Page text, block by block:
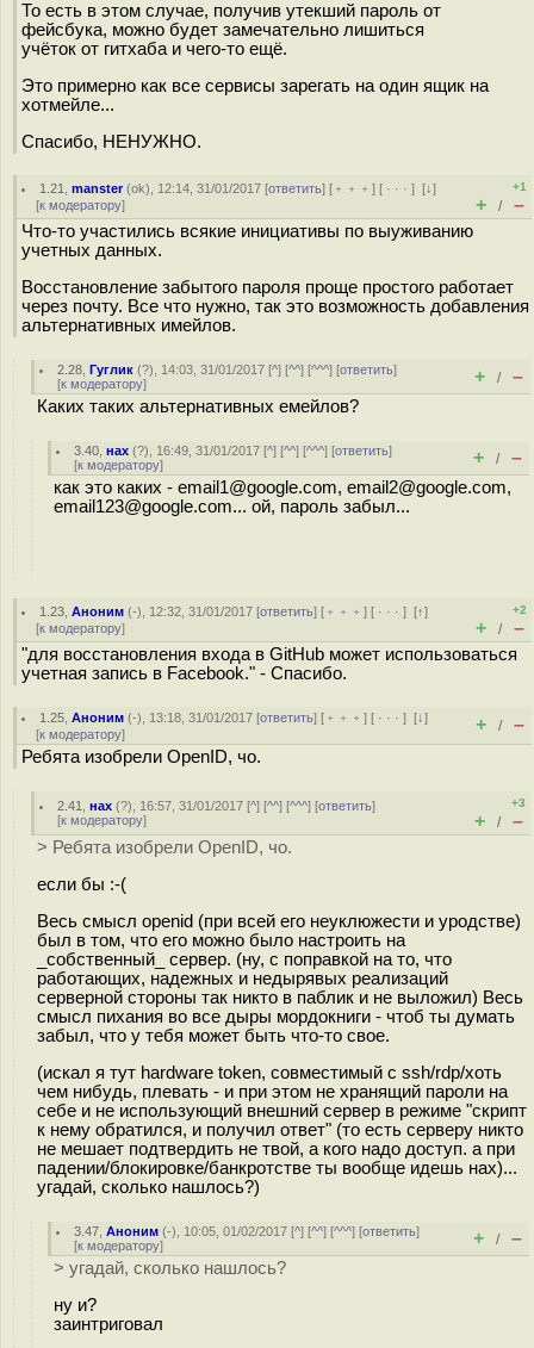
То есть в этом случае, получив утекший пароль от
фейсбука, можно будет замечательно лишиться
учёток от гитхаба и чего-то ещё.
Это примерно как все сервисы зарегать на один ящик на
хотмейле...
Спасибо, НЕНУЖНО.
1.21 ,manster(ok), 12:14, 31/01/2017 [ответить] [ ﹢﹢﹢] [ · · ·][↓]
[к модератору]
+1
+ / –
Что-то участились всякие инициативы по выуживанию
учетных данных.
Восстановление забытого пароля проще простого работает
через почту. Все что нужно, так это возможность добавления
альтернативных имейлов.
2.28 ,Гуглик (?), 14:03, 31/01/2017 [^] [^^] [^^^] [ответить]
[к модератору] + / –
Каких таких альтернативных емейлов?
3.40 ,нах (?), 16:49, 31/01/2017 [^] [^^] [^^^] [ответить]
[к модератору] + / –
как это каких - email1@google.com, email2@google.com,
email123@google.com... ой, пароль забыл...
1.23 ,Аноним (-), 12:32, 31/01/2017 [ответить] [ ﹢﹢﹢] [ · · ·][↑]
[к модератору]
+2
+ / –
"для восстановления входа в GitHub может использоваться
учетная запись в Facebook." - Спасибо.
1.25 ,Аноним (-), 13:18, 31/01/2017 [ответить] [ ﹢﹢﹢] [ · · ·][↓]
[к модератору] + / –
Ребята изобрели OpenID, чо.
2.41 ,нах (?), 16:57, 31/01/2017 [^] [^^] [^^^] [ответить]
[к модератору]
+3
+ / –
> Ребята изобрели OpenID, чо.
если бы :-(
Весь смысл openid (при всей его неуклюжести и уродстве)
был в том, что его можно было настроить на
_собственный_ сервер. (ну, с поправкой на то, что
работающих, надежных и недырявых реализаций
серверной стороны так никто в паблик и не выложил) Весь
смысл пихания во все дыры мордокниги - чтоб ты думать
забыл, что у тебя может быть что-то свое.
(искал я тут hardware token, совместимый с ssh/rdp/хоть
чем нибудь, плевать - и при этом не хранящий пароли на
себе и не использующий внешний сервер в режиме "скрипт
к нему обратился, и получил ответ" (то есть серверу никто
не мешает подтвердить не твой, а кого надо доступ. а при
падении/блокировке/банкротстве ты вообще идешь нах)...
угадай, сколько нашлось?)
3.47 ,Аноним (-), 10:05, 01/02/2017 [^] [^^] [^^^] [ответить]
[к модератору] + / –
> угадай, сколько нашлось?
ну и?
заинтриговал